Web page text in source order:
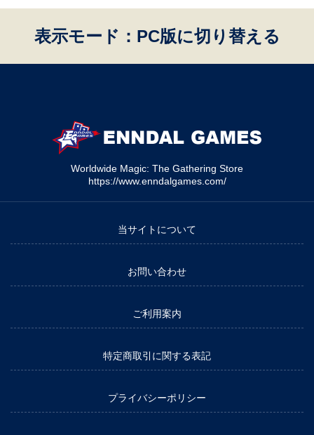
表示モード：PC版に切り替える
Worldwide Magic: The Gathering Store
https://www.enndalgames.com/
当サイトについて
お問い合わせ
ご利用案内
特定商取引に関する表記
プライバシーポリシー